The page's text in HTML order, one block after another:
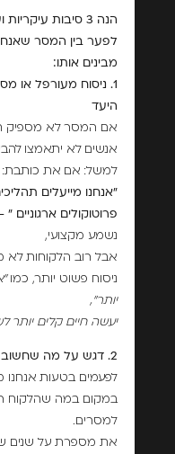
הנה 3 סיבות עיקריות ועוד אחת,
לפער בין המסר
מבינים אותו:
1. ניסוח מעורפל
היעד
אם המסר לא מספיק
אנשים לא יתאמצו
למשל: אם את כותבת:
"אנחנו מייעלים
פרוטוקולים ארגוניים "
נשמע מקצועי,
אבל רוב הלקוחות לא
ניסוח פשוט יותר, כמו
יותר",
יעשה חיים קלים יותר
2. דגש על מה שחשוב לך, במקום על מה שחשוב ללקוח
לפעמים בטעות
במקום במה שהלקוח
למסרים.
את מספרת על שנים של